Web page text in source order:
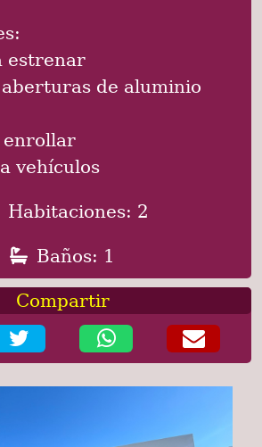
estrenar
de aluminio
enrollar
vehículos
Habitaciones: 2
Baños: 1
Compartir